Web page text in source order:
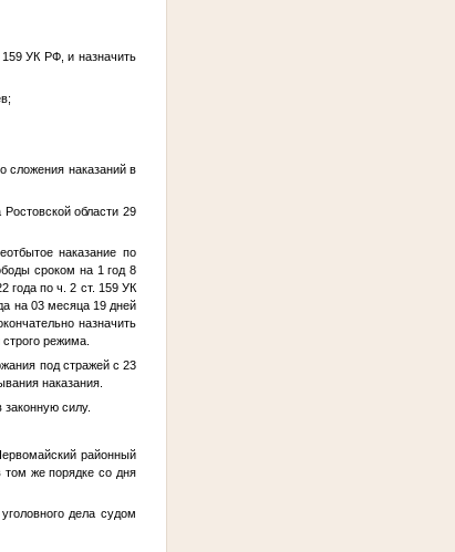
УК РФ, и назначить
сложения наказаний в
области 29
наказание по
сроком на 1 год 8
года по ч. 2 ст. 159 УК
на 03 месяца 19 дней
назначить
режима.
под стражей с 23
наказания.
законную силу.
районный
том же порядке со дня
дела судом